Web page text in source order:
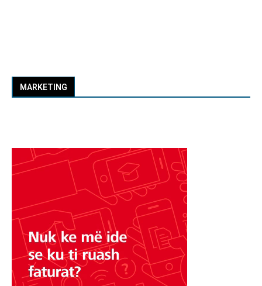
MARKETING